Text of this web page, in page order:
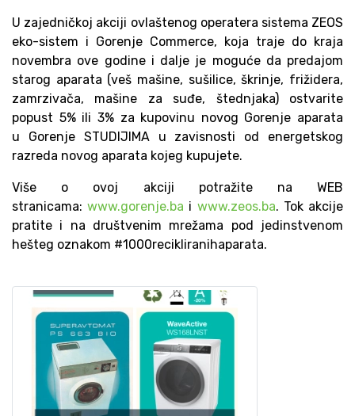
U zajedničkoj akciji ovlaštenog operatera sistema ZEOS
eko-sistem i Gorenje Commerce, koja traje do kraja
novembra ove godine i dalje je moguće da predajom
starog aparata (veš mašine, sušilice, škrinje, frižidera,
zamrzivača, mašine za suđe, štednjaka) ostvarite
popust 5% ili 3% za kupovinu novog Gorenje aparata
u Gorenje STUDIJIMA u zavisnosti od energetskog
razreda novog aparata kojeg kupujete.
Više o ovoj akciji potražite na WEB
stranicama:www.gorenje.ba i www.zeos.ba. Tok akcije
pratite i na društvenim mrežama pod jedinstvenom
hešteg oznakom #1000recikliranihaparata.